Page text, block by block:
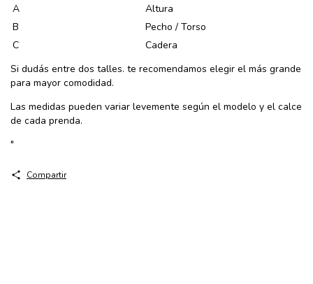
A
Altura
B
Pecho / Torso
C
Cadera
Si dudás entre dos talles. te recomendamos elegir el más grande
para mayor comodidad.
Las medidas pueden variar levemente según el modelo y el calce
de cada prenda.
"
Compartir